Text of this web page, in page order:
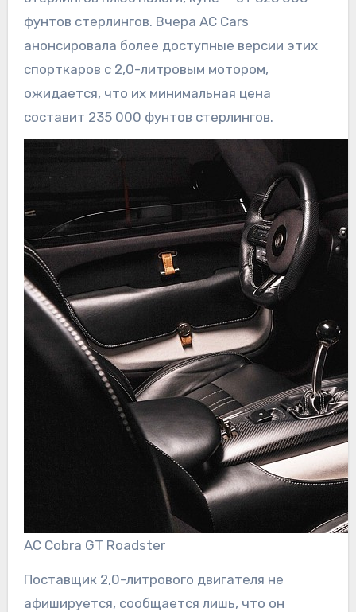
фунтов стерлингов. Вчера AC Cars
анонсировала более доступные версии этих
спорткаров с 2,0-литровым мотором,
ожидается, что их минимальная цена
составит 235 000 фунтов стерлингов.
AC Cobra GT Roadster
Поставщик 2,0-литрового двигателя не
афишируется, сообщается лишь, что он